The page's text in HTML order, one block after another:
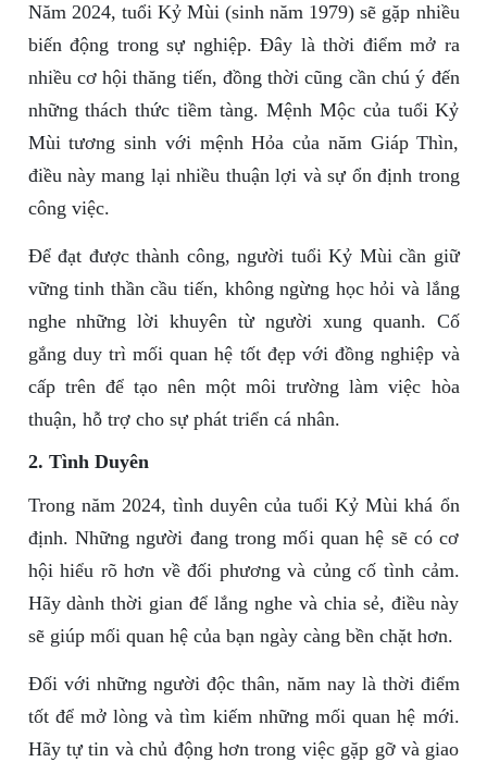
Năm 2024, tuổi Kỷ Mùi (sinh năm 1979) sẽ gặp nhiều
biến động trong sự nghiệp. Đây là thời điểm mở ra
nhiều cơ hội thăng tiến, đồng thời cũng cần chú ý đến
những thách thức tiềm tàng. Mệnh Mộc của tuổi Kỷ
Mùi tương sinh với mệnh Hỏa của năm Giáp Thìn,
điều này mang lại nhiều thuận lợi và sự ổn định trong
công việc.
Để đạt được thành công, người tuổi Kỷ Mùi cần giữ
vững tinh thần cầu tiến, không ngừng học hỏi và lắng
nghe những lời khuyên từ người xung quanh. Cố
gắng duy trì mối quan hệ tốt đẹp với đồng nghiệp và
cấp trên để tạo nên một môi trường làm việc hòa
thuận, hỗ trợ cho sự phát triển cá nhân.
2. Tình Duyên
Trong năm 2024, tình duyên của tuổi Kỷ Mùi khá ổn
định. Những người đang trong mối quan hệ sẽ có cơ
hội hiểu rõ hơn về đối phương và củng cố tình cảm.
Hãy dành thời gian để lắng nghe và chia sẻ, điều này
sẽ giúp mối quan hệ của bạn ngày càng bền chặt hơn.
Đối với những người độc thân, năm nay là thời điểm
tốt để mở lòng và tìm kiếm những mối quan hệ mới.
Hãy tự tin và chủ động hơn trong việc gặp gỡ và giao